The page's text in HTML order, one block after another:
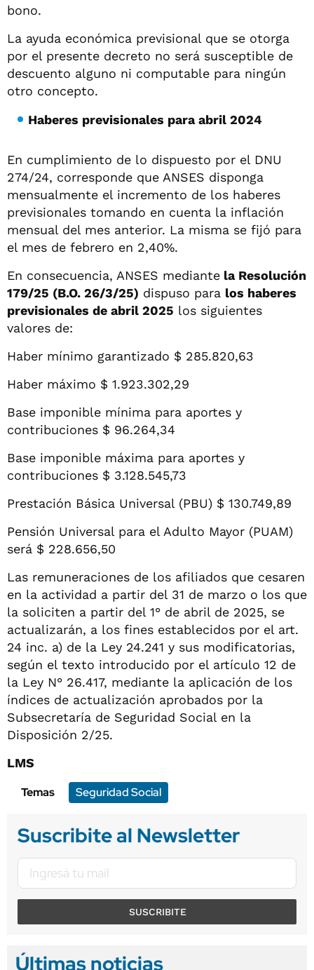
bono.
La ayuda económica previsional que se otorga
por el presente decreto no será susceptible de
descuento alguno ni computable para ningún
otro concepto.
Haberes previsionales para abril 2024
En cumplimiento de lo dispuesto por el DNU
274/24, corresponde que ANSES disponga
mensualmente el incremento de los haberes
previsionales tomando en cuenta la inflación
mensual del mes anterior. La misma se fijó para
el mes de febrero en 2,40%.
En consecuencia, ANSES mediante la Resolución
179/25 (B.O. 26/3/25) dispuso para los haberes
previsionales de abril 2025 los siguientes
valores de:
Haber mínimo garantizado $ 285.820,63
Haber máximo $ 1.923.302,29
Base imponible mínima para aportes y
contribuciones $ 96.264,34
Base imponible máxima para aportes y
contribuciones $ 3.128.545,73
Prestación Básica Universal (PBU) $ 130.749,89
Pensión Universal para el Adulto Mayor (PUAM)
será $ 228.656,50
Las remuneraciones de los afiliados que cesaren
en la actividad a partir del 31 de marzo o los que
la soliciten a partir del 1° de abril de 2025, se
actualizarán, a los fines establecidos por el art.
24 inc. a) de la Ley 24.241 y sus modificatorias,
según el texto introducido por el artículo 12 de
la Ley N° 26.417, mediante la aplicación de los
índices de actualización aprobados por la
Subsecretaría de Seguridad Social en la
Disposición 2/25.
LMS
Temas
Seguridad Social
Suscribite al Newsletter
SUSCRIBITE
Últimas noticias